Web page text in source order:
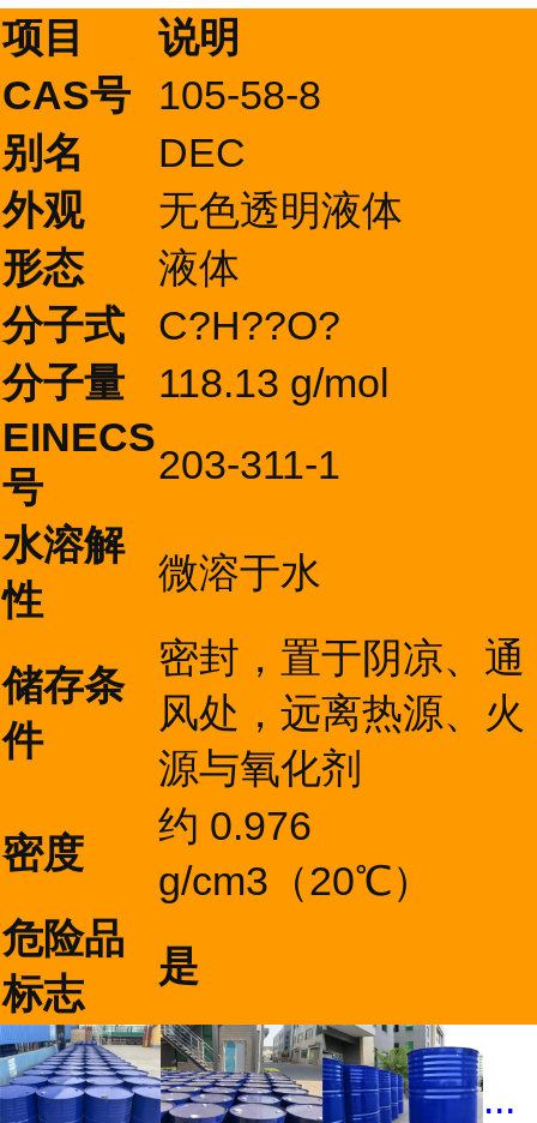
项目
说明
CAS号
105-58-8
别名
DEC
外观
无色透明液体
形态
液体
分子式
C?H??O?
分子量
118.13 g/mol
EINECS
号
203-311-1
水溶解
性
微溶于水
储存条
件
密封，置于阴凉、通
风处，远离热源、火
源与氧化剂
密度
约 0.976
g/cm3（20℃）
危险品
标志
是
...